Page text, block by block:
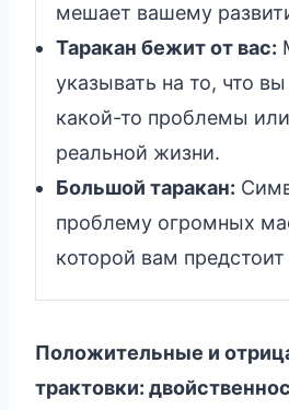
мешает вашему
Таракан бежит от вас:
указывать на то, что вы
какой-то проблемы
реальной жизни.
Большой таракан:
проблему огромных
которой вам предстоит
Положительные и
трактовки: